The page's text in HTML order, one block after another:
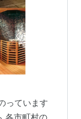
っています
各市町村の